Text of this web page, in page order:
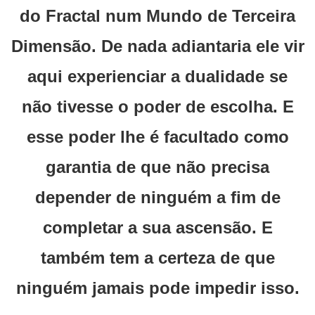
do Fractal num Mundo de Terceira
Dimensão. De nada adiantaria ele vir
aqui experienciar a dualidade se
não tivesse o poder de escolha. E
esse poder lhe é facultado como
garantia de que não precisa
depender de ninguém a fim de
completar a sua ascensão. E
também tem a certeza de que
ninguém jamais pode impedir isso.